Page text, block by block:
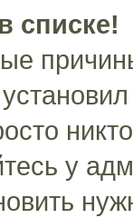
списке!
у